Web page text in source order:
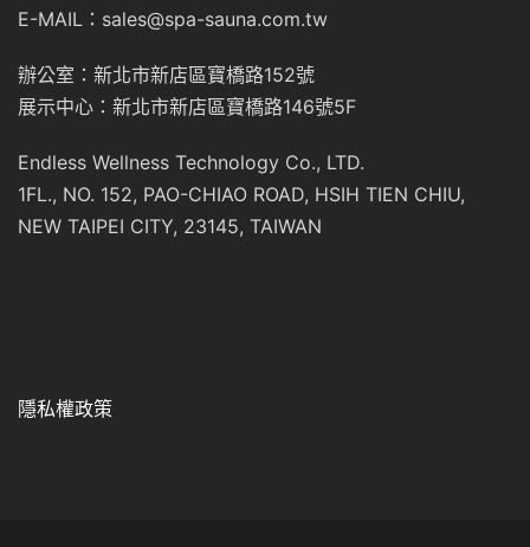
E-MAIL：sales@spa-sauna.com.tw
辦公室：新北市新店區寶橋路152號
展示中心：新北市新店區寶橋路146號5F
Endless Wellness Technology Co., LTD.
1FL., NO. 152, PAO-CHIAO ROAD, HSIH TIEN CHIU,
NEW TAIPEI CITY, 23145, TAIWAN
隱私權政策